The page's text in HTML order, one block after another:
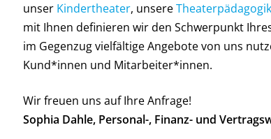
unser Kindertheater, unsereTheaterpädagogik
mit Ihnen definieren wir den Schwerpunkt
im Gegenzug vielfältige Angebote von uns
Kund*innen und Mitarbeiter*innen.
Wir freuen uns auf Ihre Anfrage!
Sophia Dahle, Personal-, Finanz- und